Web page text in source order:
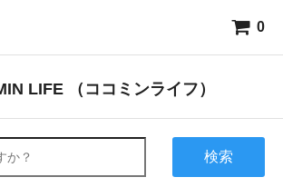
0
LIFE （ココミンライフ）
検索